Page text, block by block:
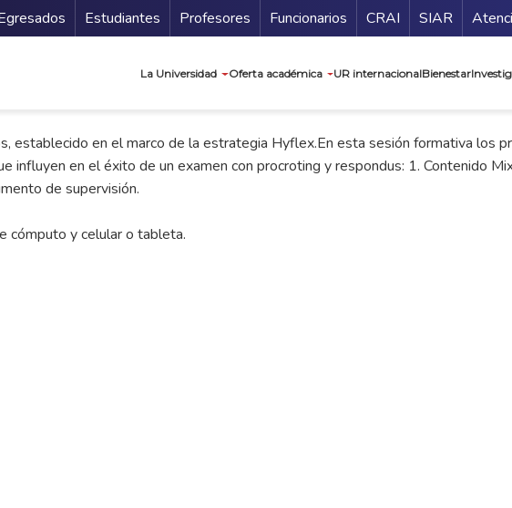
Estudiantes Profesores Funcionarios Guía de
CRAI SIAR
La Universidad Oferta académica UR internacionalBienestar
establecido en el marco de la estrategia Hyflex.En esta sesión formativa los
influyen en el éxito de un examen con procroting y respondus: 1. Contenido
de supervisión.
cómputo y celular o tableta.